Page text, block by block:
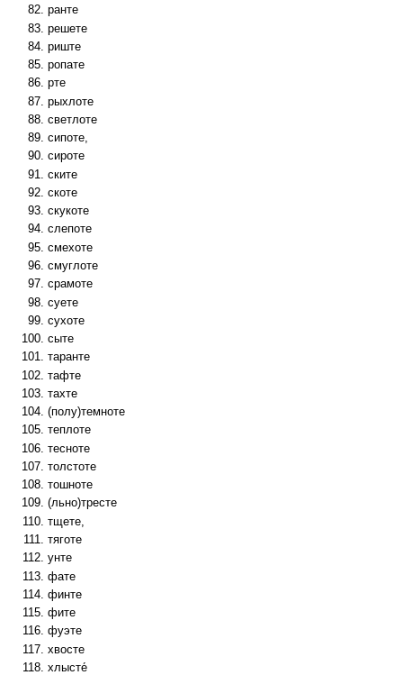
ранте
решете
риште
ропате
рте
рыхлоте
светлоте
сипоте,
сироте
ските
скоте
скукоте
слепоте
смехоте
смуглоте
срамоте
суете
сухоте
сыте
таранте
тафте
тахте
(полу)темноте
теплоте
тесноте
толстоте
тошноте
(льно)тресте
тщете,
тяготе
унте
фате
финте
фите
фуэте
хвосте
хлысте́